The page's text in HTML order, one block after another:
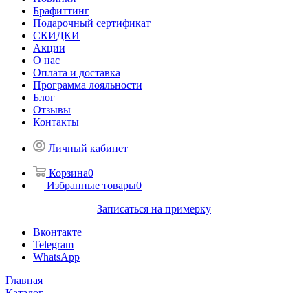
Брафиттинг
Подарочный сертификат
СКИДКИ
Акции
О нас
Оплата и доставка
Программа лояльности
Блог
Отзывы
Контакты
Личный кабинет
Корзина0
Избранные товары0
Записаться на примерку
Вконтакте
Telegram
WhatsApp
Главная